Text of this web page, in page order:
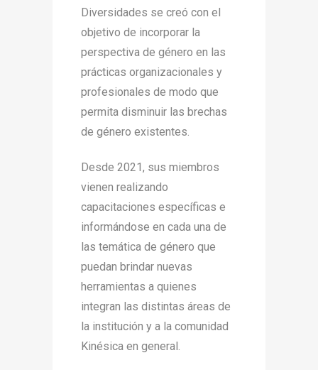
Diversidades se creó con el
objetivo de incorporar la
perspectiva de género en las
prácticas organizacionales y
profesionales de modo que
permita disminuir las brechas
de género existentes.
Desde 2021, sus miembros
vienen realizando
capacitaciones específicas e
informándose en cada una de
las temática de género que
puedan brindar nuevas
herramientas a quienes
integran las distintas áreas de
la institución y a la comunidad
Kinésica en general.